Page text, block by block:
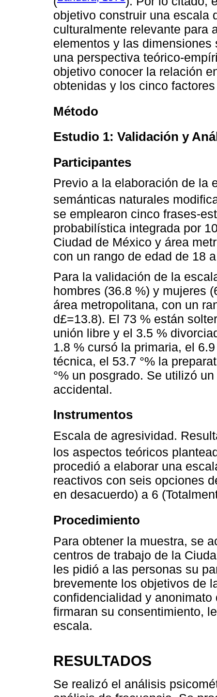
objetivo construir una escala
culturalmente relevante para
elementos y las
una perspectiva teórico-
objetivo conocer la relación
obtenidas y los cinco
Método
Estudio 1: Validación y
Participantes
Previo a la elaboración de la
semánticas naturales
se emplearon cinco frases-
probabilística integrada por
Ciudad de México y área
con un rango de edad de 18
Para la validación de la
hombres (36.8 %) y mujeres
área metropolitana, con un
d£=13.8). El 73 % están
unión libre y el 3.5 %
1.8 % cursó la primaria, el
técnica, el 53.7 °% la
°% un posgrado. Se utilizó
accidental.
Instrumentos
Escala de agresividad.
los aspectos teóricos
procedió a elaborar una
reactivos con seis opciones
en desacuerdo) a 6
Procedimiento
Para obtener la muestra, se
centros de trabajo de la
les pidió a las personas su
brevemente los objetivos de
confidencialidad y
firmaran su consentimiento,
escala.
RESULTADOS
Se realizó el análisis